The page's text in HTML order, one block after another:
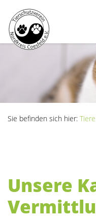
Sie befinden sich hier: Tiere
Unsere